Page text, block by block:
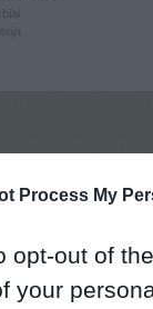
Process My
opt-out of
your